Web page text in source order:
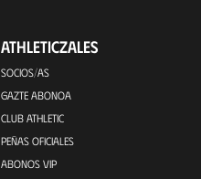
ATHLETICZALES
SOCIOS/AS
GAZTE ABONOA
CLUB ATHLETIC
PEÑAS OFICIALES
ABONOS VIP